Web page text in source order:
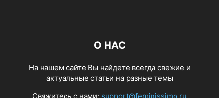
О НАС
На нашем сайте Вы найдете всегда свежие и
актуальные статьи на разные темы
Свяжитесь с нами: support@feminissimo.ru